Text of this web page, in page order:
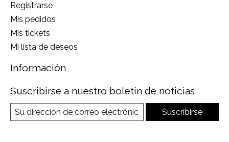
Registrarse
Mis pedidos
Mis tickets
Mi lista de deseos
Información
Suscribirse a nuestro boletín de noticias
Suscribirse